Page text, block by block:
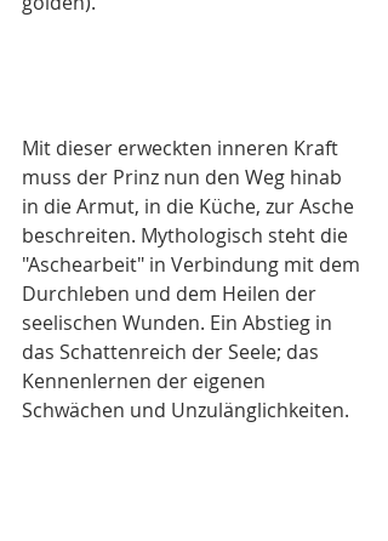
Mit dieser erweckten inneren Kraft
muss der Prinz nun den Weg hinab
in die Armut, in die Küche, zur Asche
beschreiten. Mythologisch steht die
"Aschearbeit" in Verbindung mit dem
Durchleben und dem Heilen der
seelischen Wunden. Ein Abstieg in
das Schattenreich der Seele; das
Kennenlernen der eigenen
Schwächen und Unzulänglichkeiten.